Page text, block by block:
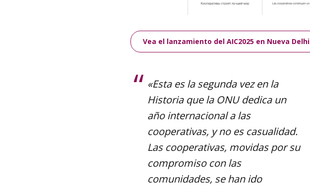
Vea el lanzamiento del AIC2025 en Nueva Delhi
«Esta es la segunda vez en la
Historia que la ONU dedica un
año internacional a las
cooperativas, y no es casualidad.
Las cooperativas, movidas por su
compromiso con las
comunidades, se han ido